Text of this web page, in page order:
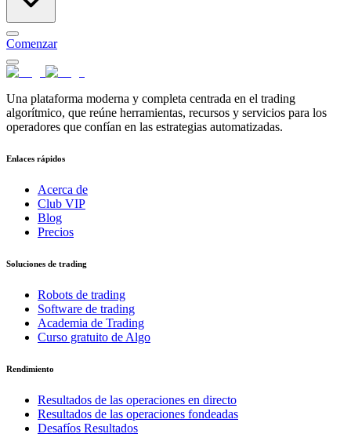
Comenzar
Una plataforma moderna y completa centrada en el trading
algorítmico, que reúne herramientas, recursos y servicios para los
operadores que confían en las estrategias automatizadas.
Enlaces rápidos
Acerca de
Club VIP
Blog
Precios
Soluciones de trading
Robots de trading
Software de trading
Academia de Trading
Curso gratuito de Algo
Rendimiento
Resultados de las operaciones en directo
Resultados de las operaciones fondeadas
Desafíos Resultados